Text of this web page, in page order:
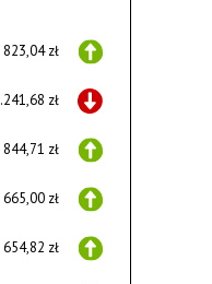
823,04 zł
zł
844,71 zł
665,00 zł
654,82 zł